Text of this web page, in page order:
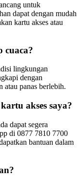
untuk
dapat dengan mudah
kartu akses atau
cuaca?
lingkungan
dengan
atau panas berlebih.
akses saya?
dapat segera
di 0877 7810 7700
bantuan dalam